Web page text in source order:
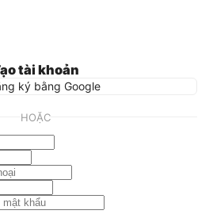
tài khoản
ký bằng Google
HOẶC